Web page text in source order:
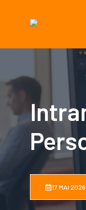
17 MAI 2026